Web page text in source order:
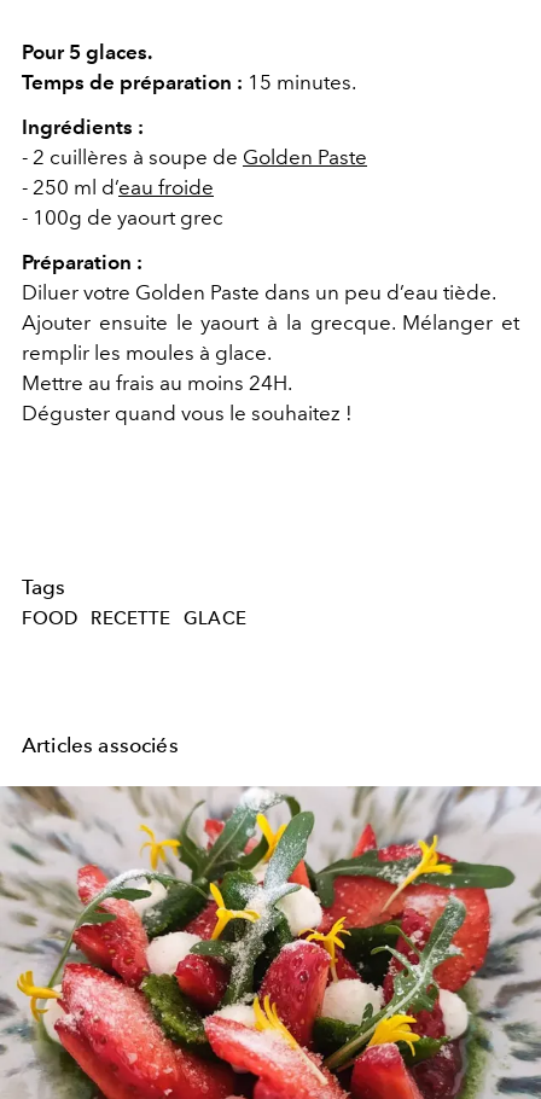
Pour 5 glaces.
Temps de préparation : 15 minutes.
Ingrédients :
- 2 cuillères à soupe de Golden Paste
- 250 ml d’eau froide
- 100g de yaourt grec
Préparation :
Diluer votre Golden Paste dans un peu d’eau tiède.
Ajouter ensuite le yaourt à la grecque. Mélanger et
remplir les moules à glace.
Mettre au frais au moins 24H.
Déguster quand vous le souhaitez !
Tags
FOOD RECETTE GLACE
Articles associés